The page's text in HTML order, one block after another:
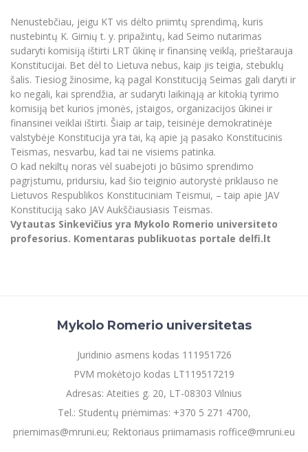
Nenustebčiau, jeigu KT vis dėlto priimtų sprendimą, kuris
nustebintų K. Girnių t. y. pripažintų, kad Seimo nutarimas
sudaryti komisiją ištirti LRT ūkinę ir finansinę veiklą, prieštarauja
Konstitucijai. Bet dėl to Lietuva nebus, kaip jis teigia, stebuklų
šalis. Tiesiog žinosime, ką pagal Konstituciją Seimas gali daryti ir
ko negali, kai sprendžia, ar sudaryti laikinąją ar kitokią tyrimo
komisiją bet kurios įmonės, įstaigos, organizacijos ūkinei ir
finansinei veiklai ištirti. Šiaip ar taip, teisinėje demokratinėje
valstybėje Konstitucija yra tai, ką apie ją pasako Konstitucinis
Teismas, nesvarbu, kad tai ne visiems patinka.
O kad nekiltų noras vėl suabejoti jo būsimo sprendimo
pagrįstumu, pridursiu, kad šio teiginio autorystė priklauso ne
Lietuvos Respublikos Konstituciniam Teismui, – taip apie JAV
Konstituciją sako JAV Aukščiausiasis Teismas.
Vytautas Sinkevičius yra Mykolo Romerio universiteto
profesorius. Komentaras publikuotas portale delfi.lt
Mykolo Romerio universitetas
Juridinio asmens kodas 111951726
PVM mokėtojo kodas LT119517219
Adresas: Ateities g. 20, LT-08303 Vilnius
Tel.: Studentų priėmimas: +370 5 271 4700,
priemimas@mruni.eu; Rektoriaus priimamasis roffice@mruni.eu